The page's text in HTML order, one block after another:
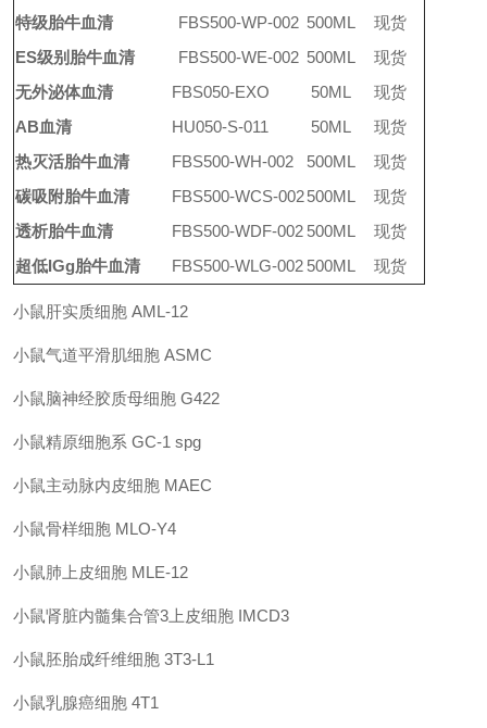
特级胎牛血清 FBS500-WP-002 500ML
现货
ES级别 胎牛血清 FBS500-WE-002 500ML
现货
无外泌体血清
FBS050-EXO 50ML
现货
AB血清
HU050-S-011 50ML
现货
热灭活胎牛血清
FBS500-WH-002 500ML
现货
碳吸附胎牛血清
FBS500-WCS-002500ML
现货
透析胎牛血清
FBS500-WDF-002 500ML
现货
超低IGg胎牛血清 FBS500-WLG-002 500ML 现货
小鼠肝实质细胞 AML-12
小鼠气道平滑肌细胞 ASMC
小鼠脑神经胶质母细胞 G422
小鼠精原细胞系 GC-1 spg
小鼠主动脉内皮细胞 MAEC
小鼠骨样细胞 MLO-Y4
小鼠肺上皮细胞 MLE-12
小鼠肾脏内髓集合管3上皮细胞 IMCD3
小鼠胚胎成纤维细胞 3T3-L1
小鼠乳腺癌细胞 4T1